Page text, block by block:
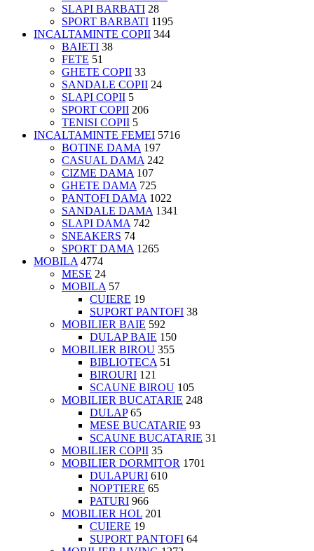
SLAPI BARBATI 28
SPORT BARBATI 1195
INCALTAMINTE COPII 344
BAIETI 38
FETE 51
GHETE COPII 33
SANDALE COPII 24
SLAPI COPII 5
SPORT COPII 206
TENISI COPII 5
INCALTAMINTE FEMEI 5716
BOTINE DAMA 197
CASUAL DAMA 242
CIZME DAMA 107
GHETE DAMA 725
PANTOFI DAMA 1022
SANDALE DAMA 1341
SLAPI DAMA 742
SNEAKERS 74
SPORT DAMA 1265
MOBILA 4774
MESE 24
MOBILA 57
CUIERE 19
SUPORT PANTOFI 38
MOBILIER BAIE 592
DULAP BAIE 150
MOBILIER BIROU 355
BIBLIOTECA 51
BIROURI 121
SCAUNE BIROU 105
MOBILIER BUCATARIE 248
DULAP 65
MESE BUCATARIE 93
SCAUNE BUCATARIE 31
MOBILIER COPII 35
MOBILIER DORMITOR 1701
DULAPURI 610
NOPTIERE 65
PATURI 966
MOBILIER HOL 201
CUIERE 19
SUPORT PANTOFI 64